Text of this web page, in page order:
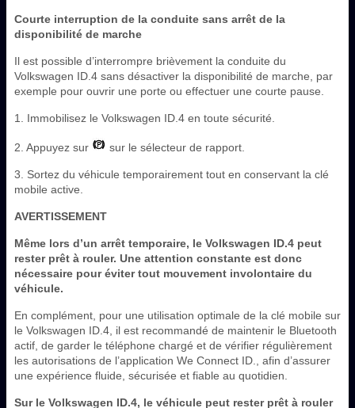
Courte interruption de la conduite sans arrêt de la
disponibilité de marche
Il est possible d’interrompre brièvement la conduite du
Volkswagen ID.4 sans désactiver la disponibilité de marche, par
exemple pour ouvrir une porte ou effectuer une courte pause.
1. Immobilisez le Volkswagen ID.4 en toute sécurité.
2. Appuyez sur sur le sélecteur de rapport.
3. Sortez du véhicule temporairement tout en conservant la clé
mobile active.
AVERTISSEMENT
Même lors d’un arrêt temporaire, le Volkswagen ID.4 peut
rester prêt à rouler. Une attention constante est donc
nécessaire pour éviter tout mouvement involontaire du
véhicule.
En complément, pour une utilisation optimale de la clé mobile sur
le Volkswagen ID.4, il est recommandé de maintenir le Bluetooth
actif, de garder le téléphone chargé et de vérifier régulièrement
les autorisations de l’application We Connect ID., afin d’assurer
une expérience fluide, sécurisée et fiable au quotidien.
Sur le Volkswagen ID.4, le véhicule peut rester prêt à rouler